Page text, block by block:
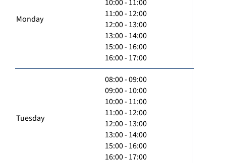
Monday
10:00 - 11:00
11:00 - 12:00
12:00 - 13:00
13:00 - 14:00
15:00 - 16:00
16:00 - 17:00
Tuesday
08:00 - 09:00
09:00 - 10:00
10:00 - 11:00
11:00 - 12:00
12:00 - 13:00
13:00 - 14:00
15:00 - 16:00
16:00 - 17:00